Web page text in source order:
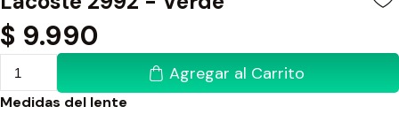
$ 9.990
Agregar al Carrito
Medidas del lente